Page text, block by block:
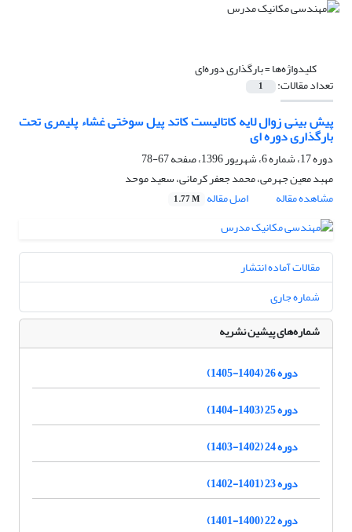
کلیدواژه‌ها =بارگذاری دوره‌ای
تعداد مقالات: 1
پیش بینی زوال لایه کاتالیست کاتد پیل سوختی غشاء پلیمری تحت
بارگذاری دوره ای
دوره 17، شماره 6، شهریور 1396، صفحه
67-78
مهبد معین جهرمی، محمد جعفر کرمانی، سعید موحد
مشاهده مقاله
اصل مقاله 1.77 M
مقالات آماده انتشار
شماره جاری
شماره‌های پیشین نشریه
دوره 26 (1404-1405)
دوره 25 (1403-1404)
دوره 24 (1402-1403)
دوره 23 (1401-1402)
دوره 22 (1400-1401)